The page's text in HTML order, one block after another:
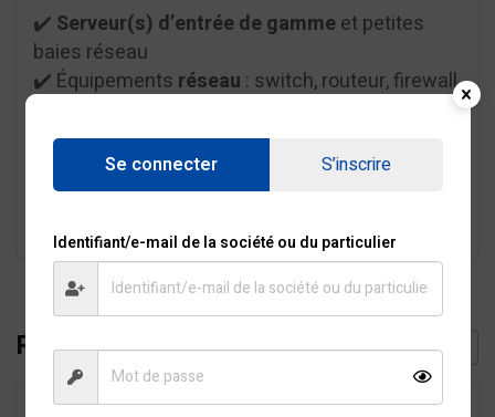
✔️ Serveur(s) d’entrée de gammeet petites
baies réseau
✔️ Équipements réseau : switch, routeur, firewall,
✔️NAS / stockage, postes de travail critiques
✔️ Systèmes detéléphonie IP / PABX
✔️Vidéosurveillance, contrôle d’accès et
Related products
Se connecter S’inscrire
Identifiant/e-mail de la société ou du particulier